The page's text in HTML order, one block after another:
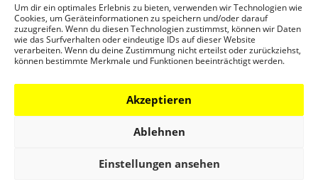
Um dir ein optimales Erlebnis zu bieten, verwenden wir Technologien wie
Cookies, um Geräteinformationen zu speichern und/oder darauf
zuzugreifen. Wenn du diesen Technologien zustimmst, können wir Daten
wie das Surfverhalten oder eindeutige IDs auf dieser Website
verarbeiten. Wenn du deine Zustimmung nicht erteilst oder zurückziehst,
können bestimmte Merkmale und Funktionen beeinträchtigt werden.
Akzeptieren
Ablehnen
Einstellungen ansehen
Contact person
DAM Digital Collection